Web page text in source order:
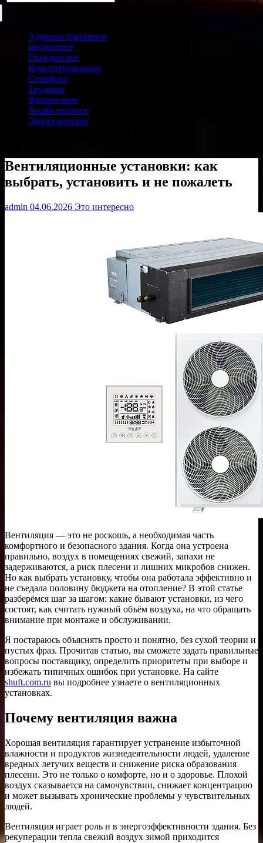
Административное
Бюджетное
Гражданское
Конституционное
Семейное
Трудовое
Финансовое
Хозяйственное
Экологическое
Вентиляционные установки: как
выбрать, установить и не пожалеть
admin 04.06.2026 Это интересно
Вентиляция — это не роскошь, а необходимая часть
комфортного и безопасного здания. Когда она устроена
правильно, воздух в помещениях свежий, запахи не
задерживаются, а риск плесени и лишних микробов снижен.
Но как выбрать установку, чтобы она работала эффективно и
не съедала половину бюджета на отопление? В этой статье
разберёмся шаг за шагом: какие бывают установки, из чего
состоят, как считать нужный объём воздуха, на что обращать
внимание при монтаже и обслуживании.
Я постараюсь объяснять просто и понятно, без сухой теории и
пустых фраз. Прочитав статью, вы сможете задать правильные
вопросы поставщику, определить приоритеты при выборе и
избежать типичных ошибок при установке. На сайте
shuft.com.ru вы подробнее узнаете о вентиляционных
установках.
Почему вентиляция важна
Хорошая вентиляция гарантирует устранение избыточной
влажности и продуктов жизнедеятельности людей, удаление
вредных летучих веществ и снижение риска образования
плесени. Это не только о комфорте, но и о здоровье. Плохой
воздух сказывается на самочувствии, снижает концентрацию
и может вызывать хронические проблемы у чувствительных
людей.
Вентиляция играет роль и в энергоэффективности здания. Без
рекуперации тепла свежий воздух зимой приходится